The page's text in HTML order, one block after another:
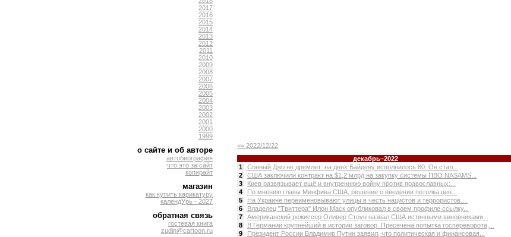
2017
2016
2015
2014
2013
2012
2011
2010
2009
2008
2007
2006
2005
2004
2003
2002
2001
2000
1999
о сайте и об авторе
автобиография
что это за сайт
копирайт
магазин
как купить карикатуру
календУрь - 2027
обратная связь
гостевая книга
zudin@cartoon.ru
<= 2022/12/22
декабрь–2022
1
Сонный Джо не дремлет: на днях Байдену исполнилось 80. Он стал...
2
США заключили контракт на $1,2 млрд на закупку системы ПВО NASAMS...
3
Киев развязывает ещё и внутреннюю войну против православных:...
4
По мнению главы Минфина США, решение о введении потолка цен...
5
На Украине переименовывают улицы в честь нацистов и террористов....
6
Владелец "Твиттера" Илон Маск опубликовал в своем профиле ссылку...
7
Американский режиссер Оливер Стоун назвал США истинными виновниками...
8
В Германии крупнейший в истории заговор. Пресечена попытка госпереворота,...
9
Президент России Владимир Путин заявил, что политическая и финансовая...